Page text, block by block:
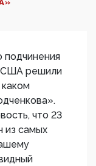
подчинения
США решили
каком
что 23
из самых